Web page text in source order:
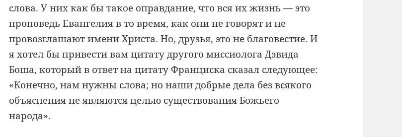
слова. У них как бы такое оправдание, что вся их жизнь — это
проповедь Евангелия в то время, как они не говорят и не
провозглашают имени Христа. Но, друзья, это не благовестие. И
я хотел бы привести вам цитату другого миссиолога Дэвида
Боша, который в ответ на цитату Франциска сказал следующее:
«Конечно, нам нужны слова; но наши добрые дела без всякого
объяснения не являются целью существования Божьего
народа».